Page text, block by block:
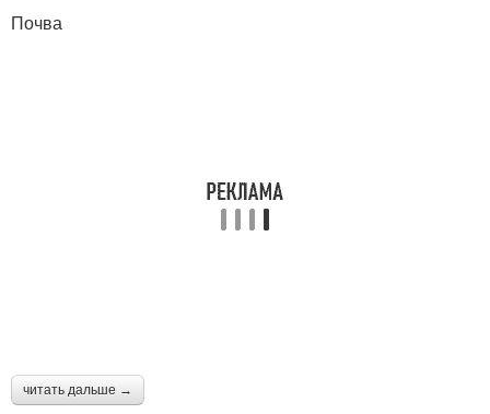
Почва
читать дальше →